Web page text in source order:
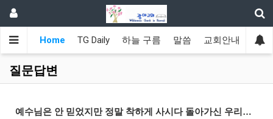
Home TG Daily 하늘 구름 말씀 교회안내 광
질문답변
예수님은 안 믿었지만 정말 착하게 사시다 돌아가신 우리…